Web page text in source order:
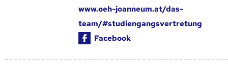
www.oeh-joanneum.at/das-
team/#studiengangsvertretung
Facebook